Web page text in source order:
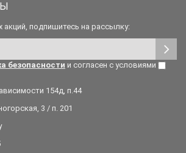
акций, подпишитесь на рассылку:
безопасности и согласен с условиями
154д, п.44
3 / п. 201